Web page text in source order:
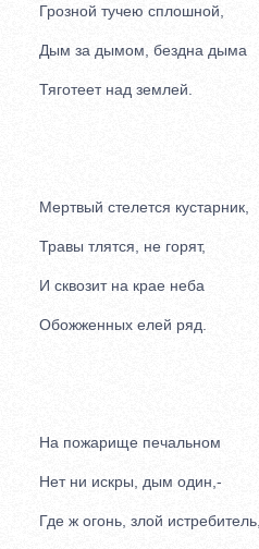
Грозной тучею сплошной,
Дым за дымом, бездна дыма
Тяготеет над землей.
Мертвый стелется кустарник,
Травы тлятся, не горят,
И сквозит на крае неба
Обожженных елей ряд.
На пожарище печальном
Нет ни искры, дым один,-
Где ж огонь, злой истребитель,